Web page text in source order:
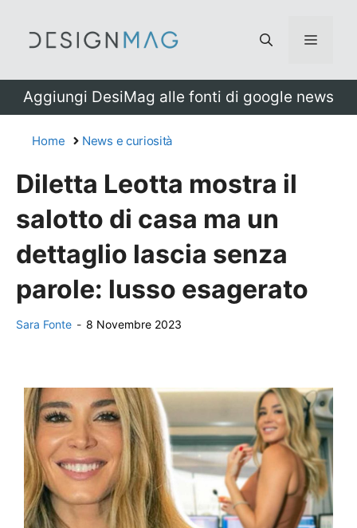
Menu
Aggiungi DesiMag alle fonti di google news
Home News e curiosità
Diletta Leotta mostra il
salotto di casa ma un
dettaglio lascia senza
parole: lusso esagerato
Sara Fonte - 8 Novembre 2023